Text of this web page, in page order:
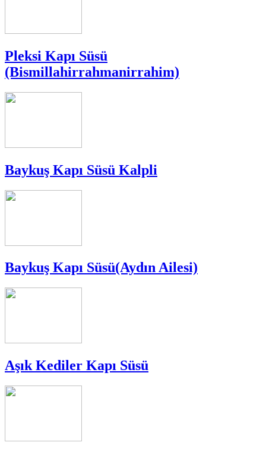
Pleksi Kapı Süsü
(Bismillahirrahmanirrahim)
Baykuş Kapı Süsü Kalpli
Baykuş Kapı Süsü(Aydın Ailesi)
Aşık Kediler Kapı Süsü